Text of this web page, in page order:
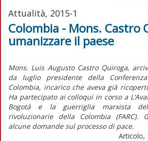
Attualità, 2015-1
Colombia - Mons. Castro
umanizzare il paese
Mons. Luis Augusto Castro Quiroga,
da luglio presidente della
Colombia, incarico che aveva già
Ha partecipato ai colloqui in corso a
Bogotá e la guerriglia marxista
rivoluzionarie della Colombia (FARC).
alcune domande sul processo di pace.
Articolo,